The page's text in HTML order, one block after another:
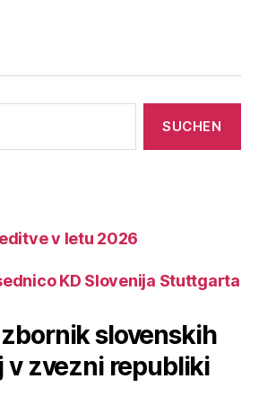
v letu 2026
KD Slovenija Stuttgarta
slovenskih
v zvezni republiki